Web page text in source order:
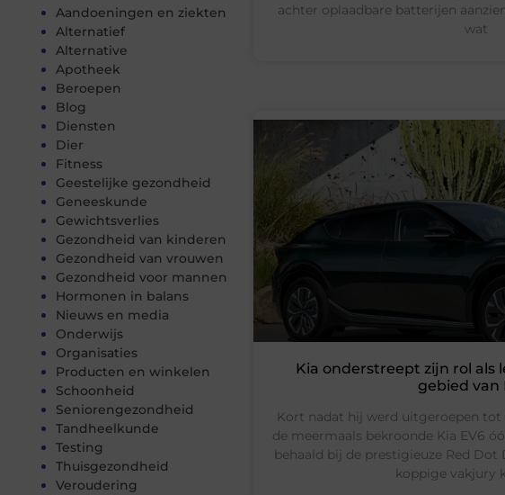
Aandoeningen en ziekten
Alternatief
Alternative
Apotheek
Beroepen
Blog
Diensten
Dier
Fitness
Geestelijke gezondheid
Geneeskunde
Gewichtsverlies
Gezondheid van kinderen
Gezondheid van vrouwen
Gezondheid voor mannen
Hormonen in balans
Nieuws en media
Onderwijs
Organisaties
Producten en winkelen
Schoonheid
Seniorengezondheid
Tandheelkunde
Testing
Thuisgezondheid
Veroudering
achter oplaadbare batterijen
wat
Kia onderstreept zijn rol als
gebied van
Kort nadat hij werd uitgeroepen tot
de meermaals bekroonde Kia EV6
behaald bij de prestigieuze Red Dot
koppige vakjury